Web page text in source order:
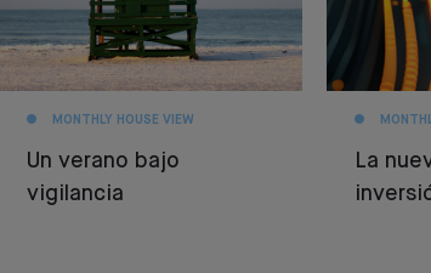
MONTHLY HOUSE VIEW
Un verano bajo
vigilancia
La